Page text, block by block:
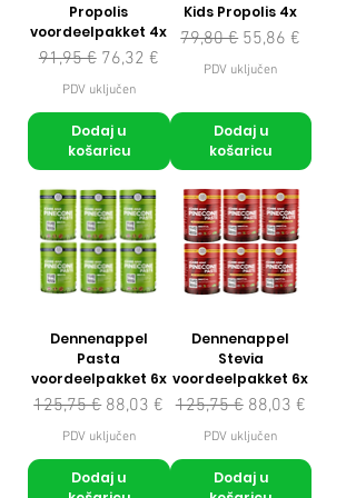
Propolis
voordeelpakket 4x
Redovna cijena
91,95 € Cijena s popustom
76,32 €
PDV uključen
Dodaj u
košaricu
Kids Propolis 4x
Redovna cijena
79,80 € Cijena s
55,86 €
PDV uključen
Dodaj u
košaricu
Dennenappel
Pasta
voordeelpakket 6x
Redovna cijena
125,75 € Cijena s popustom
88,03 €
PDV uključen
Dodaj u
Dennenappel
Stevia
voordeelpakket 6x
Redovna cijena
125,75 € Cijena s
88,03 €
PDV uključen
Dodaj u